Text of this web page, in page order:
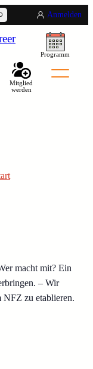
Anmelden
Programm
Mitglied
werden
macht mit? Ein
– Wir
NFZ zu etablieren.